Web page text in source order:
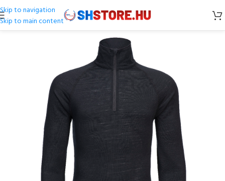
Skip to navigation
Skip to main content